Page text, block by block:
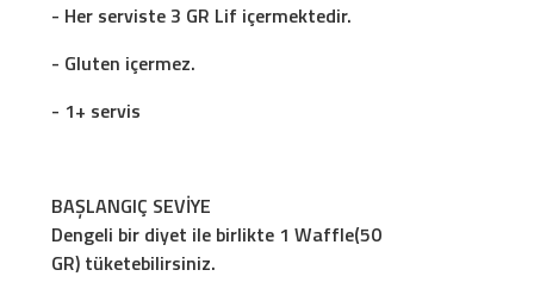
- Her serviste 3 GR Lif içermektedir.
- Gluten içermez.
- 1+ servis
BAŞLANGIÇ SEVİYE
Dengeli bir diyet ile birlikte 1 Waffle(50
GR) tüketebilirsiniz.